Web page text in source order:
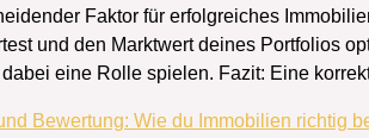
Faktor für erfolgreiches
und den Marktwert deines Portfolios
eine Rolle spielen. Fazit: Eine
Bewertung: Wie du Immobilien richtig